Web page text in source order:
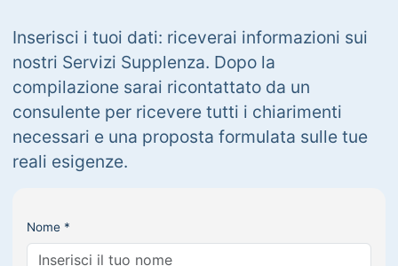
Inserisci i tuoi dati: riceverai informazioni sui
nostri Servizi Supplenza. Dopo la
compilazione sarai ricontattato da un
consulente per ricevere tutti i chiarimenti
necessari e una proposta formulata sulle tue
reali esigenze.
Nome *